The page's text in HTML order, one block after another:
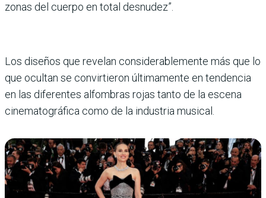
zonas del cuerpo en total desnudez”.
Los diseños que revelan consi­derablemente más que lo
que ocultan se convirtieron últi­mamente en tendencia
en las diferentes alfombras rojas tanto de la escena
cinemato­gráfica como de la industria musical.